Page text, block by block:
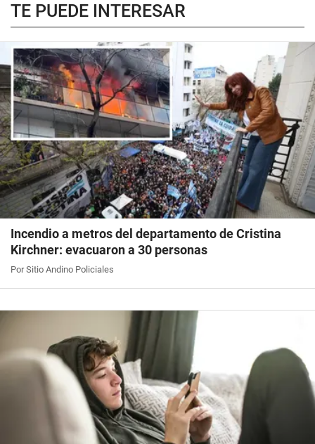
TE PUEDE INTERESAR
Incendio a metros del departamento de Cristina
Kirchner: evacuaron a 30 personas
Por Sitio Andino Policiales